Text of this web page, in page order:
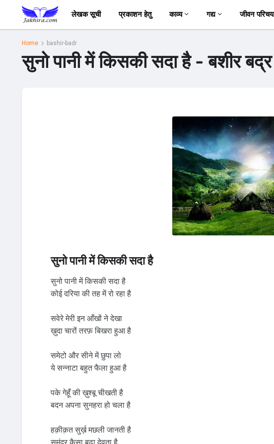
लेखक सूची प्रकाशन हेतु काव्य गद्य जीवन परिचय
Home bashir-badr
सुनो पानी में किसकी सदा है - बशीर बद्र
सुनो पानी में किसकी सदा है
सुनो पानी में किसकी सदा है
कोई दरिया की तह में रो रहा है
सवेरे मेरी इन आँखों ने देखा
ख़ुदा चारों तरफ़ बिखरा हुआ है
समेटो और सीने में छुपा लो
ये सन्नाटा बहुत फैला हुआ है
पके गेहूँ की ख़ुश्बू चीखती है
बदन अपना सुनहरा हो चला है
हक़ीक़त सुर्ख़ मछली जानती है